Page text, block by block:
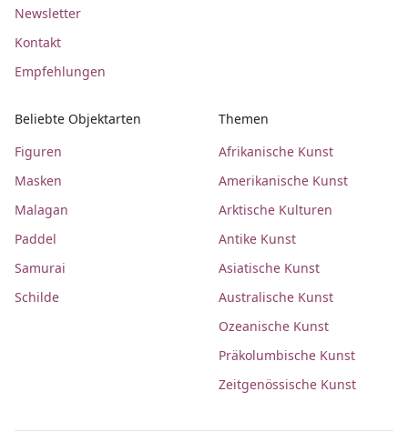
Newsletter
Kontakt
Empfehlungen
Beliebte Objektarten
Figuren
Masken
Malagan
Paddel
Samurai
Schilde
Themen
Afrikanische Kunst
Amerikanische Kunst
Arktische Kulturen
Antike Kunst
Asiatische Kunst
Australische Kunst
Ozeanische Kunst
Präkolumbische Kunst
Zeitgenössische Kunst